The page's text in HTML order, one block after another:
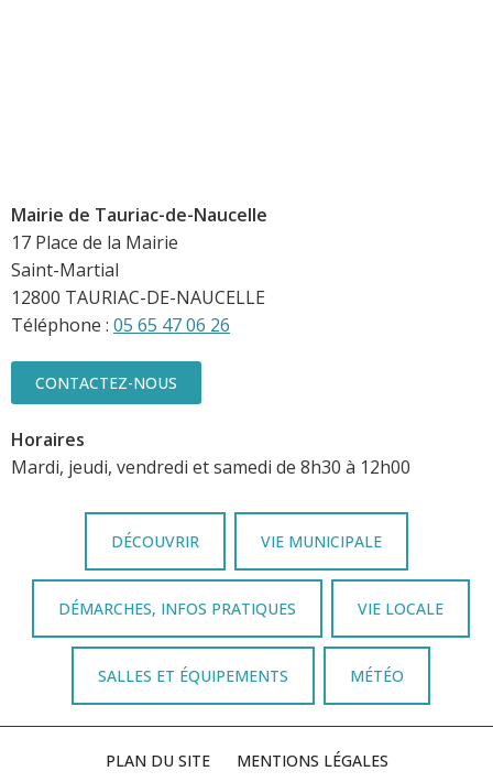
Mairie de Tauriac-de-Naucelle
17 Place de la Mairie
Saint-Martial
12800 TAURIAC-DE-NAUCELLE
Téléphone : 05 65 47 06 26
CONTACTEZ-NOUS
Horaires
Mardi, jeudi, vendredi et samedi de 8h30 à 12h00
DÉCOUVRIR VIE MUNICIPALE
DÉMARCHES, INFOS PRATIQUES VIE LOCALE
SALLES ET ÉQUIPEMENTS MÉTÉO
PLAN DU SITE MENTIONS LÉGALES